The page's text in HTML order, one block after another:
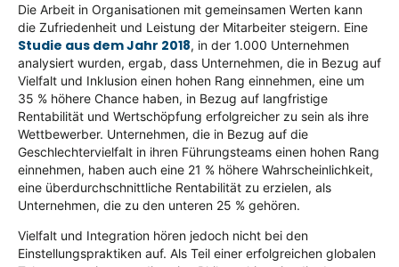
Die Arbeit in Organisationen mit gemeinsamen Werten kann
die Zufriedenheit und Leistung der Mitarbeiter steigern. Eine
Studie aus dem Jahr 2018, in der 1.000 Unternehmen
analysiert wurden, ergab, dass Unternehmen, die in Bezug auf
Vielfalt und Inklusion einen hohen Rang einnehmen, eine um
35 % höhere Chance haben, in Bezug auf langfristige
Rentabilität und Wertschöpfung erfolgreicher zu sein als ihre
Wettbewerber. Unternehmen, die in Bezug auf die
Geschlechtervielfalt in ihren Führungsteams einen hohen Rang
einnehmen, haben auch eine 21 % höhere Wahrscheinlichkeit,
eine überdurchschnittliche Rentabilität zu erzielen, als
Unternehmen, die zu den unteren 25 % gehören.
Vielfalt und Integration hören jedoch nicht bei den
Einstellungspraktiken auf. Als Teil einer erfolgreichen globalen